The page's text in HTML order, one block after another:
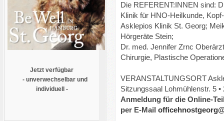
Jetzt verfügbar
- unverwechselbar und
individuell -
Die REFERENT:INNEN sind:
Klinik für HNO-Heilkunde,
Asklepios Klinik St. Georg;
Hörgeräte Stein;
Dr. med. Jennifer Zrnc
Chirurgie, Plastische
VERANSTALTUNGSORT
Sitzungssaal Lohmühlenstr. 5
Anmeldung für die Online-
per E-Mail